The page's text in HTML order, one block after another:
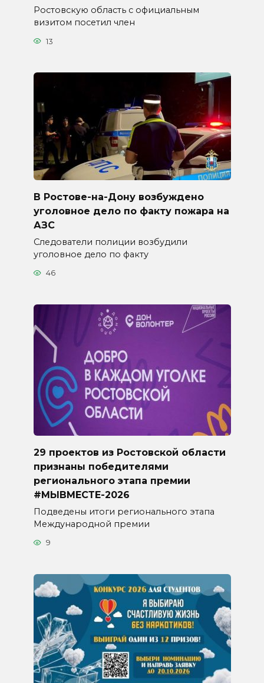
Ростовскую область с официальным
визитом посетил член
13
В Ростове-на-Дону возбуждено
уголовное дело по факту пожара на
АЗС
Следователи полиции возбудили
уголовное дело по факту
46
29 проектов из Ростовской области
признаны победителями
регионального этапа премии
#МЫВМЕСТЕ-2026
Подведены итоги регионального этапа
Международной премии
9